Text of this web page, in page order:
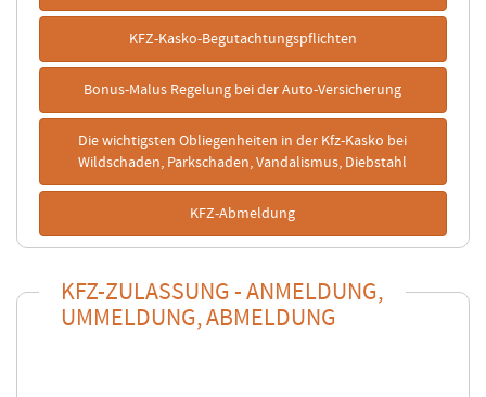
KFZ-Kasko-Begutachtungspflichten
Bonus-Malus Regelung bei der Auto-Versicherung
Die wichtigsten Obliegenheiten in der Kfz-Kasko bei
Wildschaden, Parkschaden, Vandalismus, Diebstahl
KFZ-Abmeldung
KFZ-ZULASSUNG - ANMELDUNG,
UMMELDUNG, ABMELDUNG